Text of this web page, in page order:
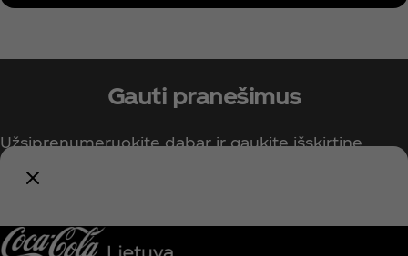
Gauti pranešimus
Užsiprenumeruokite dabar ir gaukite išskirtinę
prieigą prie visko, kas susiję su „Coca‑Cola“!